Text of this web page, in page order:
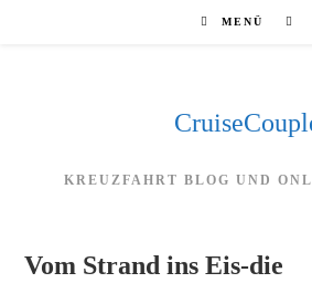
MENÜ
KREUZFAHRT BLOG UND
Vom Strand ins Eis-die